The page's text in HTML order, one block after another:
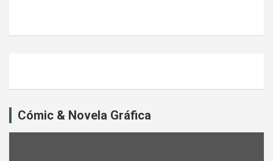
Cómic & Novela Gráfica